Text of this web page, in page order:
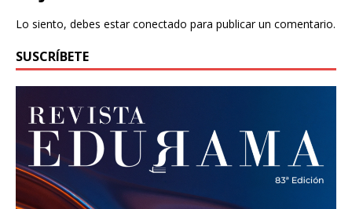
Lo siento, debes estarconectado para publicar un comentario.
SUSCRÍBETE